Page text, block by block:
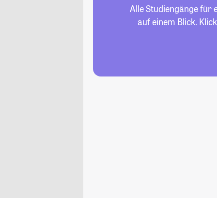
Alle Studiengänge für
auf einem Blick.